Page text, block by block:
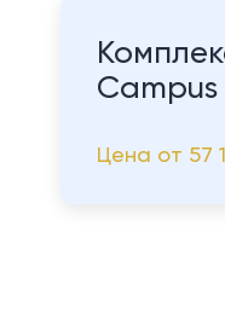
Campus
Цена от 57